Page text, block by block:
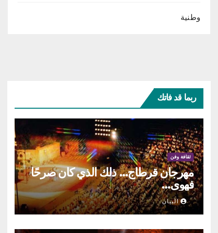
وطنية
ربما قد فاتك
ثقافة وفن
مهرجان قرطاج… ذلك الذي كان صرحًا
فهوى…
البيان